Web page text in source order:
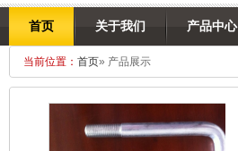
首页 关于我们 产品中心
当前位置： 首页» 产品展示